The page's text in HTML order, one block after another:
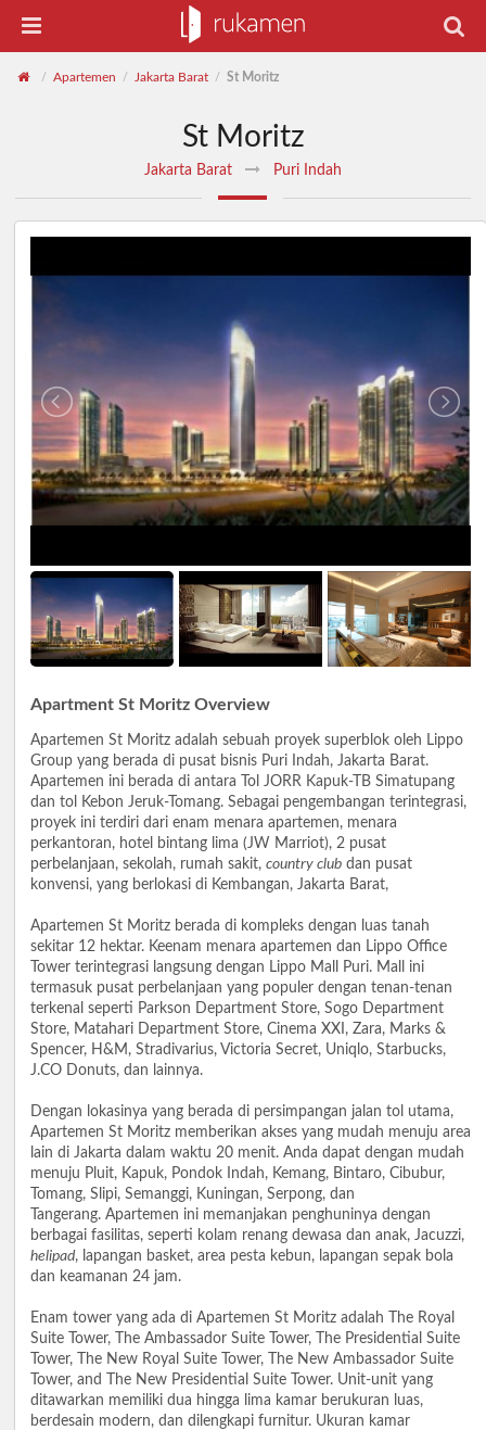
/ Apartemen / Jakarta Barat / St Moritz
St Moritz
Jakarta Barat Puri Indah
Apartment St Moritz Overview
Apartemen St Moritz adalah sebuah proyek superblok oleh Lippo
Group yang berada di pusat bisnis Puri Indah, Jakarta Barat.
Apartemen ini berada di antara Tol JORR Kapuk-TB Simatupang
dan tol Kebon Jeruk-Tomang. Sebagai pengembangan terintegrasi,
proyek ini terdiri dari enam menara apartemen, menara
perkantoran, hotel bintang lima (JW Marriot), 2 pusat
perbelanjaan, sekolah, rumah sakit, country club dan pusat
konvensi, yang berlokasi di Kembangan, Jakarta Barat,
Apartemen St Moritz berada di kompleks dengan luas tanah
sekitar 12 hektar. Keenam menara apartemen dan Lippo Office
Tower terintegrasi langsung dengan Lippo Mall Puri. Mall ini
termasuk pusat perbelanjaan yang populer dengan tenan-tenan
terkenal seperti Parkson Department Store, Sogo Department
Store, Matahari Department Store, Cinema XXI, Zara, Marks &
Spencer, H&M, Stradivarius, Victoria Secret, Uniqlo, Starbucks,
J.CO Donuts, dan lainnya.
Dengan lokasinya yang berada di persimpangan jalan tol utama,
Apartemen St Moritz memberikan akses yang mudah menuju area
lain di Jakarta dalam waktu 20 menit. Anda dapat dengan mudah
menuju Pluit, Kapuk, Pondok Indah, Kemang, Bintaro, Cibubur,
Tomang, Slipi, Semanggi, Kuningan, Serpong, dan
Tangerang. Apartemen ini memanjakan penghuninya dengan
berbagai fasilitas, seperti kolam renang dewasa dan anak, Jacuzzi,
helipad, lapangan basket, area pesta kebun, lapangan sepak bola
dan keamanan 24 jam.
Enam tower yang ada di Apartemen St Moritz adalah The Royal
Suite Tower, The Ambassador Suite Tower, The Presidential Suite
Tower, The New Royal Suite Tower, The New Ambassador Suite
Tower, and The New Presidential Suite Tower. Unit-unit yang
ditawarkan memiliki dua hingga lima kamar berukuran luas,
berdesain modern, dan dilengkapi furnitur. Ukuran kamar